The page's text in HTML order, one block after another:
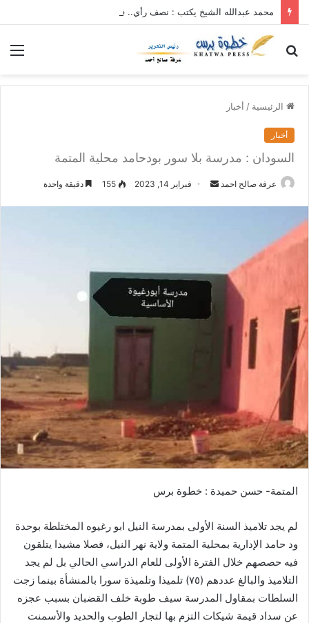
الرئيسية / أخبار
أخبار
السودان : مدرسة بلا سور بودحامد محلية المتمة
عرفة صالح احمد
ي
ا
و
ن
ي
ا
فبراير 14, 2023 155 دقيقة واحدة
المتمة- حسن حميدة : خطوة برس
لم يجد تلاميذ السنة الأولى بمدرسة النيل ابو رغيوه المختلطة بوحدة
ود حامد الإدارية بمحلية المتمة ولاية نهر النيل، فصلا مشيدا يتلقون
فيه حصصهم خلال الفترة الأولى للعام الدراسي الحالي بل لم يجد
التلاميذ والبالغ عددهم (٧٥) تلميذا وتلميذة سورا بالمنشأة بينما زجت
السلطات بمقاول المدرسة سيف طوبة خلف القضبان بسبب عجزه
عن سداد قيمة شيكات التزم بها لتجار الطوب والحديد والأسمنت